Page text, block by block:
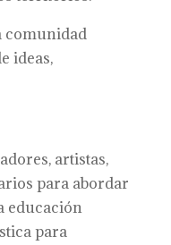
comunidad
ideas,
artistas,
para abordar
educación
para